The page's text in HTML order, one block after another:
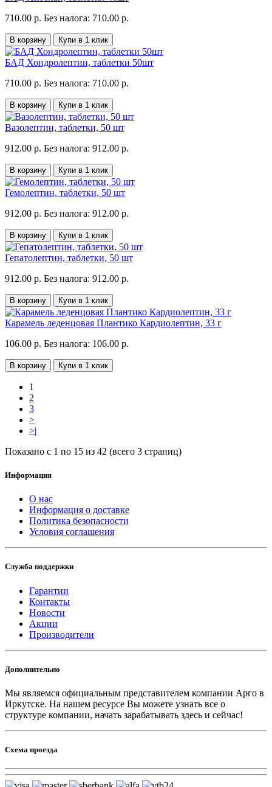
710.00 р. Без налога: 710.00 р.
В корзину Купи в 1 клик
БАД Хондролептин, таблетки 50шт
710.00 р. Без налога: 710.00 р.
В корзину Купи в 1 клик
Вазолептин, таблетки, 50 шт
912.00 р. Без налога: 912.00 р.
В корзину Купи в 1 клик
Гемолептин, таблетки, 50 шт
912.00 р. Без налога: 912.00 р.
В корзину Купи в 1 клик
Гепатолептин, таблетки, 50 шт
912.00 р. Без налога: 912.00 р.
В корзину Купи в 1 клик
Карамель леденцовая Плантико Кардиолептин, 33 г
106.00 р. Без налога: 106.00 р.
В корзину Купи в 1 клик
1
2
3
>
>|
Показано с 1 по 15 из 42 (всего 3 страниц)
Информация
О нас
Информация о доставке
Политика безопасности
Условия соглашения
Служба поддержки
Гарантии
Контакты
Новости
Акции
Производители
Дополнительно
Мы являемся официальным представителем компании Арго в
Иркутске. На нашем ресурсе Вы можете узнать все о
структуре компании, начать зарабатывать здесь и сейчас!
Схема проезда